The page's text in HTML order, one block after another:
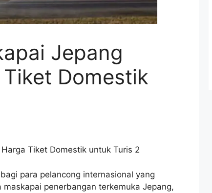
Jepang
Domestik
para pelancong internasional yang
penerbangan terkemuka Jepang,